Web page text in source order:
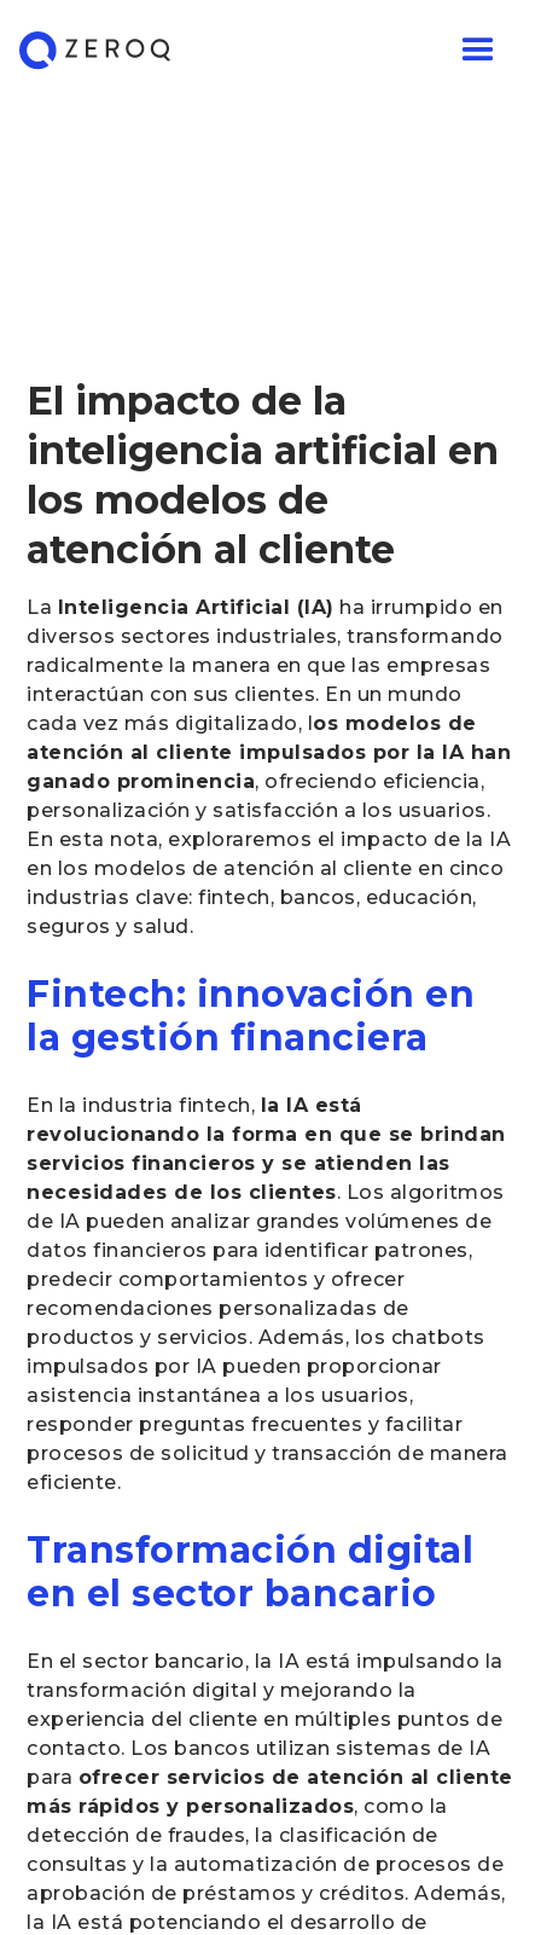
El impacto de la
inteligencia artificial en
los modelos de
atención al cliente
La Inteligencia Artificial (IA) ha irrumpido en
diversos sectores industriales, transformando
radicalmente la manera en que las empresas
interactúan con sus clientes. En un mundo
cada vez más digitalizado, los modelos de
atención al cliente impulsados por la IA han
ganado prominencia, ofreciendo eficiencia,
personalización y satisfacción a los usuarios.
En esta nota, exploraremos el impacto de la IA
en los modelos de atención al cliente en cinco
industrias clave: fintech, bancos, educación,
seguros y salud.
Fintech: innovación en
la gestión financiera
En la industria fintech, la IA está
revolucionando la forma en que se brindan
servicios financieros y se atienden las
necesidades de los clientes. Los algoritmos
de IA pueden analizar grandes volúmenes de
datos financieros para identificar patrones,
predecir comportamientos y ofrecer
recomendaciones personalizadas de
productos y servicios. Además, los chatbots
impulsados por IA pueden proporcionar
asistencia instantánea a los usuarios,
responder preguntas frecuentes y facilitar
procesos de solicitud y transacción de manera
eficiente.
Transformación digital
en el sector bancario
En el sector bancario, la IA está impulsando la
transformación digital y mejorando la
experiencia del cliente en múltiples puntos de
contacto. Los bancos utilizan sistemas de IA
para ofrecer servicios de atención al cliente
más rápidos y personalizados, como la
detección de fraudes, la clasificación de
consultas y la automatización de procesos de
aprobación de préstamos y créditos. Además,
la IA está potenciando el desarrollo de